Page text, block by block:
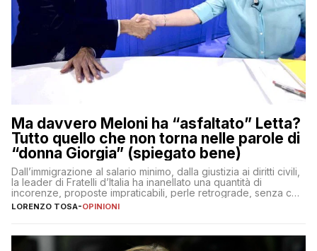
Ma davvero Meloni ha “asfaltato” Letta?
Tutto quello che non torna nelle parole di
“donna Giorgia” (spiegato bene)
Dall’immigrazione al salario minimo, dalla giustizia ai diritti civili,
la leader di Fratelli d’Italia ha inanellato una quantità di
incorenze, proposte impraticabili, perle retrograde, senza che
nessuno – a destra come a sinistra – glielo abbia fatto notare
LORENZO TOSA-OPINIONI